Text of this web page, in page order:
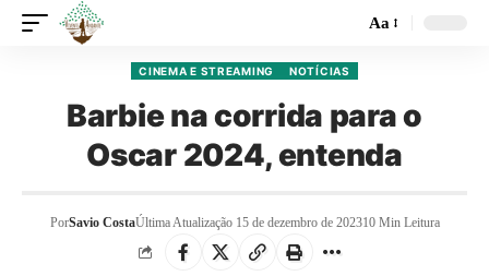
Aa
CINEMA E STREAMING NOTÍCIAS
Barbie na corrida para o
Oscar 2024, entenda
PorSavio CostaÚltima Atualização 15 de dezembro de 202310 Min Leitura